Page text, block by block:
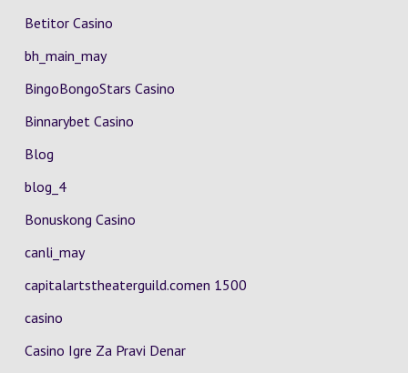
Betitor Casino
bh_main_may
BingoBongoStars Casino
Binnarybet Casino
Blog
blog_4
Bonuskong Casino
canli_may
capitalartstheaterguild.comen 1500
casino
Casino Igre Za Pravi Denar